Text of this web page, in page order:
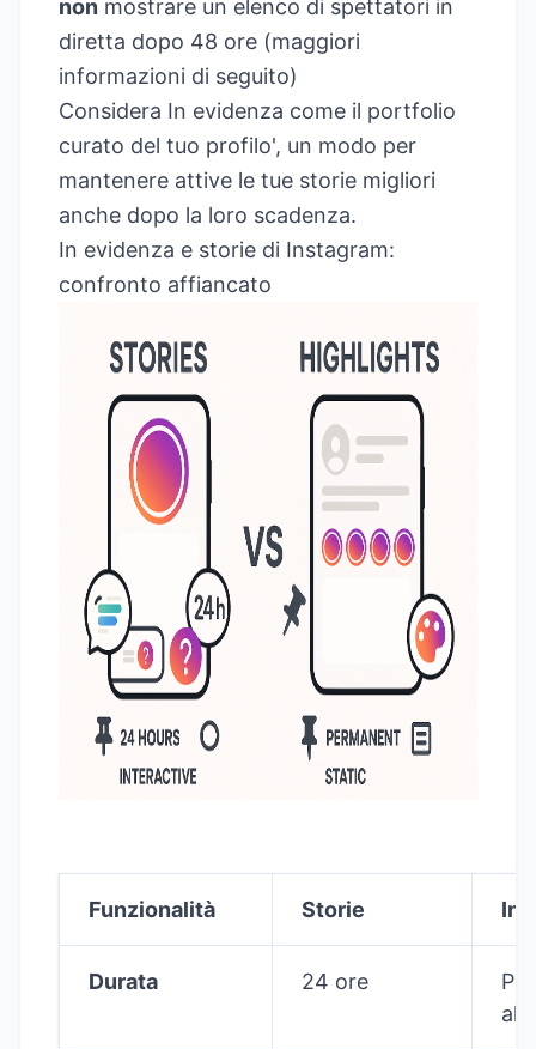
non mostrare un elenco di spettatori in
diretta dopo 48 ore (maggiori
informazioni di seguito)
Considera In evidenza come il portfolio
curato del tuo profilo', un modo per
mantenere attive le tue storie migliori
anche dopo la loro scadenza.
In evidenza e storie di Instagram:
confronto affiancato
Funzionalità Storie In
Durata 24 ore